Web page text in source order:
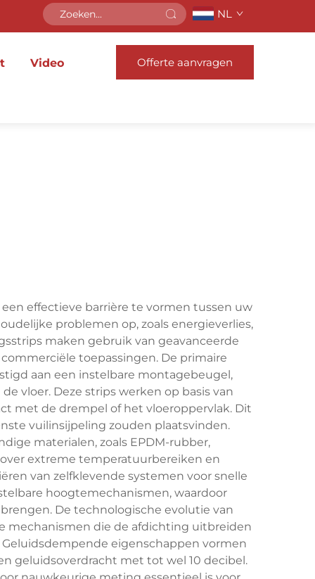
NL
Video Offerte aanvragen
effectieve barrière te vormen tussen uw
problemen op, zoals energieverlies,
maken gebruik van geavanceerde
toepassingen. De primaire
aan een instelbare montagebeugel,
vloer. Deze strips werken op basis van
met de drempel of het vloeroppervlak. Dit
vuilinsijpeling zouden plaatsvinden.
materialen, zoals EPDM-rubber,
extreme temperatuurbereiken en
van zelfklevende systemen voor snelle
hoogtemechanismen, waardoor
De technologische evolutie van
mechanismen die de afdichting uitbreiden
eigenschappen vormen
geluidsoverdracht met tot wel 10 decibel.